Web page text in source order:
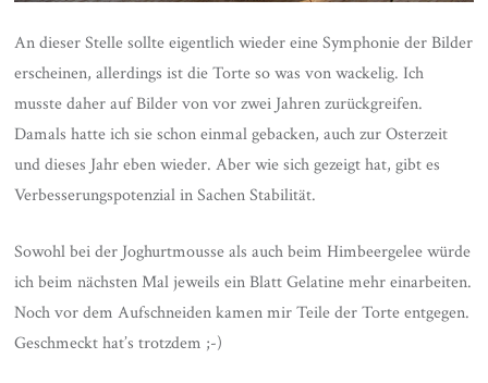
An dieser Stelle sollte eigentlich wieder eine Symphonie der Bilder
erscheinen, allerdings ist die Torte so was von wackelig. Ich
musste daher auf Bilder von vor zwei Jahren zurückgreifen.
Damals hatte ich sie schon einmal gebacken, auch zur Osterzeit
und dieses Jahr eben wieder. Aber wie sich gezeigt hat, gibt es
Verbesserungspotenzial in Sachen Stabilität.
Sowohl bei der Joghurtmousse als auch beim Himbeergelee würde
ich beim nächsten Mal jeweils ein Blatt Gelatine mehr einarbeiten.
Noch vor dem Aufschneiden kamen mir Teile der Torte entgegen.
Geschmeckt hat’s trotzdem ;-)